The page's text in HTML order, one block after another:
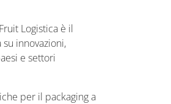
Logistica è il
innovazioni,
e settori
per il packaging a